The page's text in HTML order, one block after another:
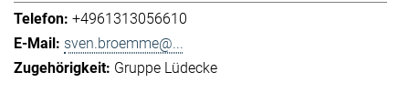
+4961313056610
sven.broemme@...
Gruppe Lüdecke